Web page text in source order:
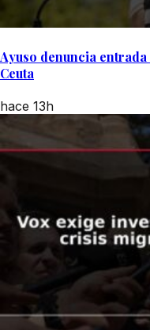
Ayuso denuncia
Ceuta
hace 13h